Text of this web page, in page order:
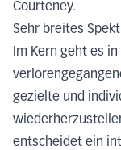
Courteney.
Sehr breites
Im Kern geht es
gezielte und
entscheidet ein